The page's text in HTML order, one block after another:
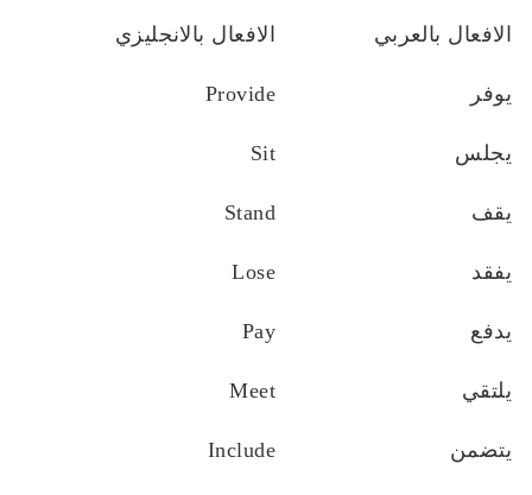
الافعال بالعربي الافعال بالانجليزي
يوفر Provide
يجلس Sit
يقف Stand
يفقد Lose
يدفع Pay
يلتقي Meet
يتضمن Include